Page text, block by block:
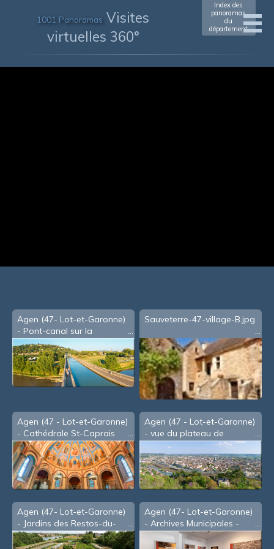
1001 Panoramas Visites
virtuelles 360°
Index des
panoramas
du
département
Agen (47- Lot-et-Garonne)
- Pont-canal sur la
Garonne (2007)
Sauveterre-47-village-B.jpg
Agen (47 - Lot-et-Garonne)
- Cathédrale St-Caprais
(2007)
Agen (47 - Lot-et-Garonne)
- vue du plateau de
l'Ermitage (2008)
Agen (47- Lot-et-Garonne)
- Jardins des Restos-du-
Coeur (2008)
Agen (47- Lot-et-Garonne)
- Archives Municipales -
Service Mémoire (2011)